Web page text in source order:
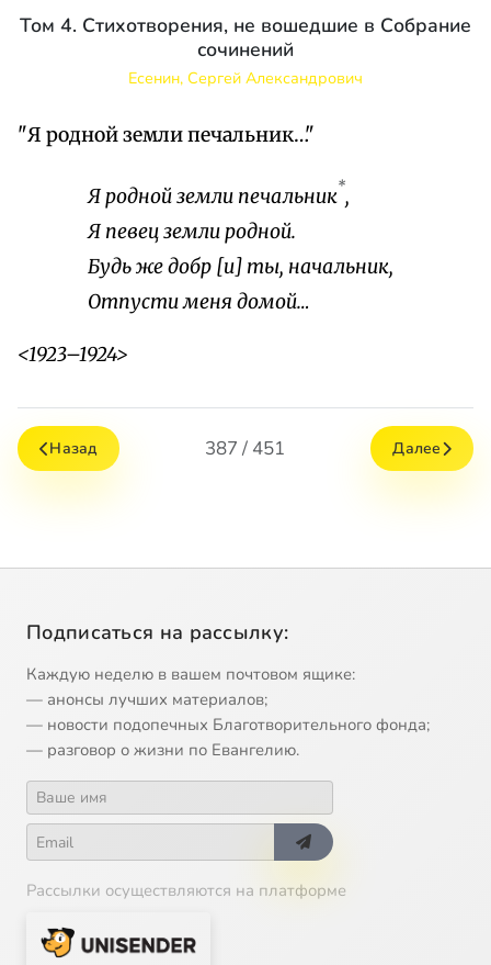
Том 4. Стихотворения, не вошедшие в Собрание
сочинений
Есенин, Сергей Александрович
"Я родной земли печальник…"
Я родной земли печальник*,
Я певец земли родной.
Будь же добр [и] ты, начальник,
Отпусти меня домой…
<1923–1924>
Назад 387 / 451 Далее
Подписаться на рассылку:
Каждую неделю в вашем почтовом ящике:
— анонсы лучших материалов;
— новости подопечных Благотворительного фонда;
— разговор о жизни по Евангелию.
Рассылки осуществляются на платформе